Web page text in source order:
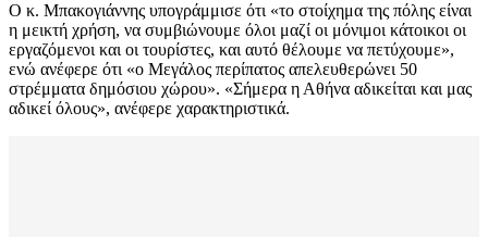
Ο κ. Μπακογιάννης υπογράμμισε ότι «το στοίχημα της πόλης είναι
η μεικτή χρήση, να συμβιώνουμε όλοι μαζί οι μόνιμοι κάτοικοι οι
εργαζόμενοι και οι τουρίστες, και αυτό θέλουμε να πετύχουμε»,
ενώ ανέφερε ότι «ο Μεγάλος περίπατος απελευθερώνει 50
στρέμματα δημόσιου χώρου». «Σήμερα η Αθήνα αδικείται και μας
αδικεί όλους», ανέφερε χαρακτηριστικά.